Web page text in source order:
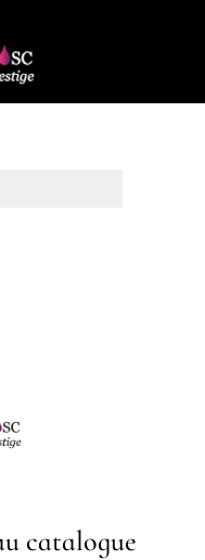
catalogue